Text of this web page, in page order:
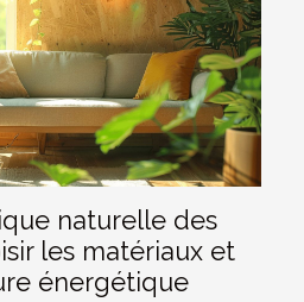
naturelle des
les matériaux et
énergétique